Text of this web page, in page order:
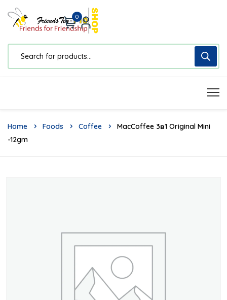
0
Home Foods Coffee
MacCoffee 3в1 Original Mini
-12gm